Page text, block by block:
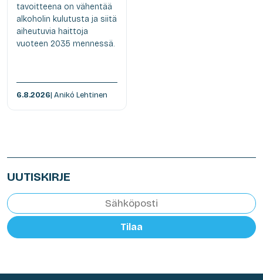
tavoitteena on vähentää
alkoholin kulutusta ja siitä
aiheutuvia haittoja
vuoteen 2035 mennessä.
6.8.2026| Anikó Lehtinen
UUTISKIRJE
Tilaa